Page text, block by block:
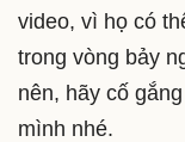
video, vì họ có
trong vòng bảy
nên, hãy cố
mình nhé.